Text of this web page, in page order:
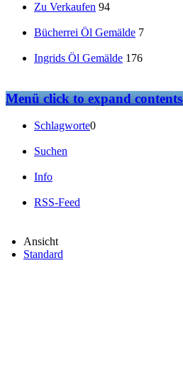
Zu Verkaufen 94
Bücherrei Öl Gemälde 7
Ingrids Öl Gemälde 176
Menüclick to expand contents
Schlagworte0
Suchen
Info
RSS-Feed
Ansicht
Standard